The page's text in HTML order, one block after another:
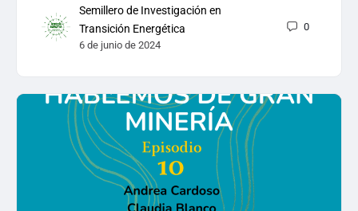
Semillero de Investigación en
Transición Energética
6 de junio de 2024
0